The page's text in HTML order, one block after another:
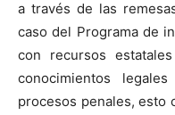
a través de las
caso del Programa de
con recursos
conocimientos
procesos penales, esto